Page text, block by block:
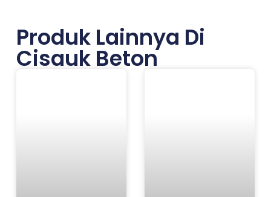
Produk Lainnya Di
Cisauk Beton